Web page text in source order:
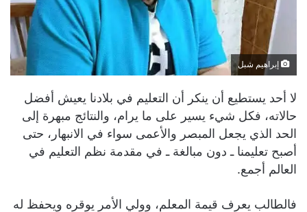
إبراهيم شبل
لا أحد يستطيع أن ينكر أن التعليم في بلادنا يعيش أفضل
حالاته، فكل شيء يسير على ما يرام، والنتائج مبهرة إلى
الحد الذي يجعل المبصر والأعمى سواء في الانبهار، حتى
أصبح تعليمنا ـ دون مبالغة ـ في مقدمة نظم التعليم في
العالم أجمع.
فالطالب يعرف قيمة المعلم، وولي الأمر يوقره ويحفظ له